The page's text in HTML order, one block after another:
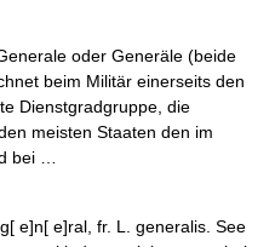
oder Generäle (beide
beim Militär einerseits den
Dienstgradgruppe, die
meisten Staaten den im
bei …
e]n[ e]ral, fr. L. generalis. See